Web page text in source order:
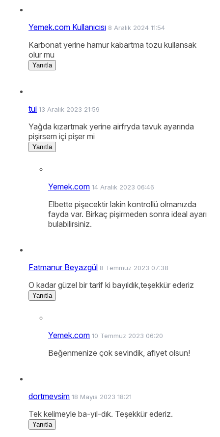
Yemek.com Kullanıcısı 8 Aralık 2024 11:54
Karbonat yerine hamur kabartma tozu kullansak
olur mu
Yanıtla
tui 13 Aralık 2023 21:59
Yağda kızartmak yerine airfryda tavuk ayarında
pişirsem içi pişer mi
Yanıtla
Yemek.com 14 Aralık 2023 06:46
Elbette pişecektir lakin kontrollü olmanızda
fayda var. Birkaç pişirmeden sonra ideal ayarı
bulabilirsiniz.
Fatmanur Beyazgül 8 Temmuz 2023 07:38
O kadar güzel bir tarif ki bayıldık,teşekkür ederiz
Yanıtla
Yemek.com 10 Temmuz 2023 06:20
Beğenmenize çok sevindik, afiyet olsun!
dortmevsim 18 Mayıs 2023 18:21
Tek kelimeyle ba-yıl-dık. Teşekkür ederiz.
Yanıtla